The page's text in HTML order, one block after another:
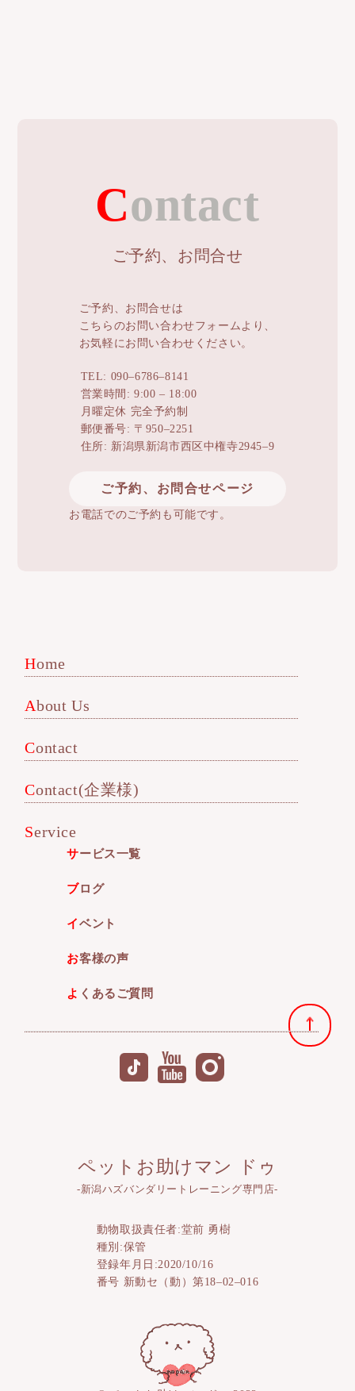
Contact
ご予約、お問合せ
ご予約、お問合せは
こちらのお問い合わせフォームより、
お気軽にお問い合わせください。
TEL: 090–6786–8141
営業時間: 9:00 – 18:00
月曜定休 完全予約制
郵便番号: 〒950–2251
住所: 新潟県新潟市西区中権寺2945–9
ご予約、お問合せページ
お電話でのご予約も可能です。
Home
About Us
Contact
Contact(企業様)
Service
サービス一覧
ブログ
イベント
お客様の声
よくあるご質問
ペットお助けマン ドゥ
-新潟ハズバンダリートレーニング専門店-
動物取扱責任者:堂前 勇樹
種別:保管
登録年月日:2020/10/16
番号 新動セ（動）第18–02–016